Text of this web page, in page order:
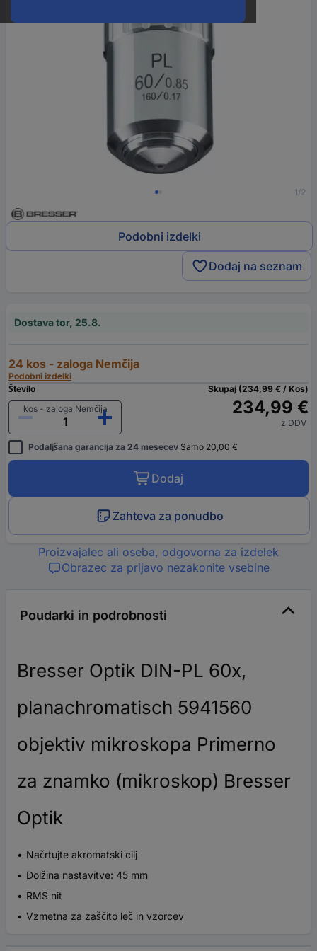
1/2
Podobni izdelki
Dodaj na seznam
Dostava tor, 25.8.
24 kos - zaloga Nemčija
Podobni izdelki
Število
kos - zaloga Nemčija
Skupaj (234,99 € / Kos)
234,99 €
z DDV
Podaljšana garancija za 24 mesecev Samo 20,00 €
Dodaj
Zahteva za ponudbo
Proizvajalec ali oseba, odgovorna za izdelek
Obrazec za prijavo nezakonite vsebine
Poudarki in podrobnosti
Bresser Optik DIN-PL 60x,
planachromatisch 5941560
objektiv mikroskopa Primerno
za znamko (mikroskop) Bresser
Optik
Načrtujte akromatski cilj
Dolžina nastavitve: 45 mm
RMS nit
Vzmetna za zaščito leč in vzorcev